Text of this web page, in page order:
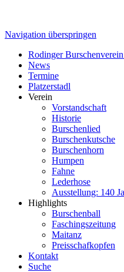
Navigation überspringen
Rodinger
News
Termine
Platzerstadl
Verein
Vorstandschaft
Historie
Burschenlied
Burschenkutsche
Burschenhorn
Humpen
Fahne
Lederhose
Ausstellung: 140
Highlights
Burschenball
Faschingszeitung
Maitanz
Preisschafkopfen
Kontakt
Suche